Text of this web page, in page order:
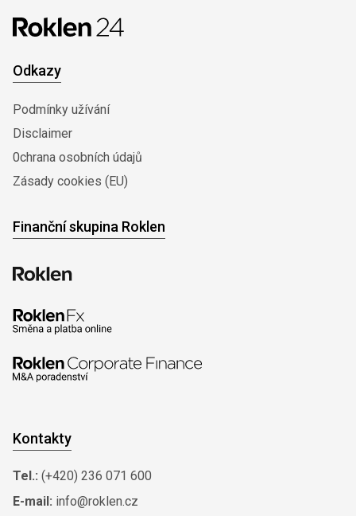
Odkazy
Podmínky užívání
Disclaimer
0chrana osobních údajů
Zásady cookies (EU)
Finanční skupina Roklen
Kontakty
Tel.: (+420) 236 071 600
E-mail: info@roklen.cz